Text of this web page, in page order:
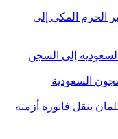
الحرم المكي إلى
إلى السجن
السعودية
ينقل فاتورة أزمته